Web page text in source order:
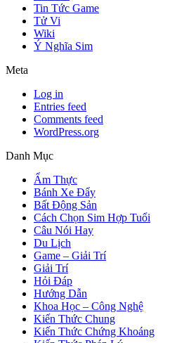
Tin Tức Game
Tử Vi
Wiki
Ý Nghĩa Sim
Meta
Log in
Entries feed
Comments feed
WordPress.org
Danh Mục
Ẩm Thực
Bánh Xe Đẩy
Bất Động Sản
Cách Chọn Sim Hợp Tuổi
Câu Nói Hay
Du Lịch
Game – Giải Trí
Giải Trí
Hỏi Đáp
Hướng Dẫn
Khoa Học – Công Nghệ
Kiến Thức Chung
Kiến Thức Chứng Khoáng